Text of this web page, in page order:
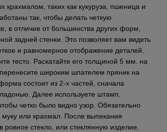
крахмалом, таких как кукуруза, пшеница и
так, чтобы делать четкую
в отличие от большинства других форм,
задней стенки. Это позволяет вам видеть
и равномерное отображение деталей.
тесто. Раскатайте его толщиной 5 мм. на
широким шпателем пряник на
состоит из 2-х частей, сначала
Далее используете штамп,
четко было видно узор. Обязательно
или крахмал. После выпекания
стекло, или стеклянную изделие,